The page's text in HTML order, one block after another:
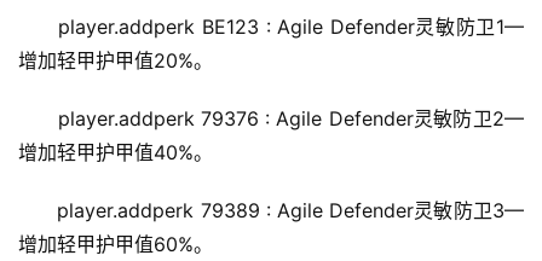
player.addperk BE123 : Agile Defender灵敏防卫1—
增加轻甲护甲值20%。
player.addperk 79376 : Agile Defender灵敏防卫2—
增加轻甲护甲值40%。
player.addperk 79389 : Agile Defender灵敏防卫3—
增加轻甲护甲值60%。